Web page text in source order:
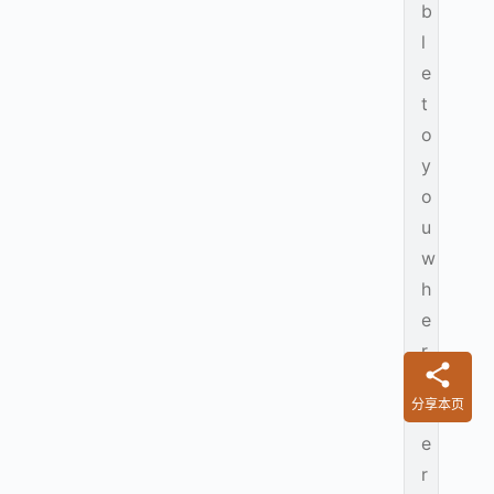
b
l
e
t
o
y
o
u
w
h
e
r
e
v
e
r
分享本页